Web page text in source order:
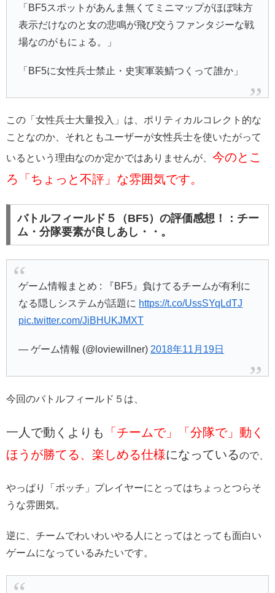
「BF5スポットがあんま無くてミニマップがほぼ味方
表示だけなのと女の悲鳴が飛び交うファンタジーな戦
場なのがもにょる。」
「BF5に女性兵士禁止・史実軍装鯖つくって誰か」
この「女性兵士大量投入」は、ポリティカルコレクト的な
ことなのか、それともユーザーが女性兵士を使いたがって
いるという理由なのか定かではありませんが、 今のとこ
ろ「ちょっと不評」な雰囲気です。
バトルフィールド５（BF5）の評価感想！：チー
ム・分隊要素が良しあし・・。
ゲーム情報まとめ : 『BF5』負けてるチームが有利に
なる隠しシステムが話題に https://t.co/UssSYqLdTJ
pic.twitter.com/JiBHUKJMXT
— ゲーム情報 (@loviewillner) 2018年11月19日
今回のバトルフィールド５は、
一人で動くよりも
「チームで」「分隊で」動く
ほうが勝てる、楽しめる仕様になっているので、
やっぱり「ボッチ」プレイヤーにとってはちょっとつらそ
うな雰囲気。
逆に、チームでわいわいやる人にとってはとっても面白い
ゲームになっているみたいです。